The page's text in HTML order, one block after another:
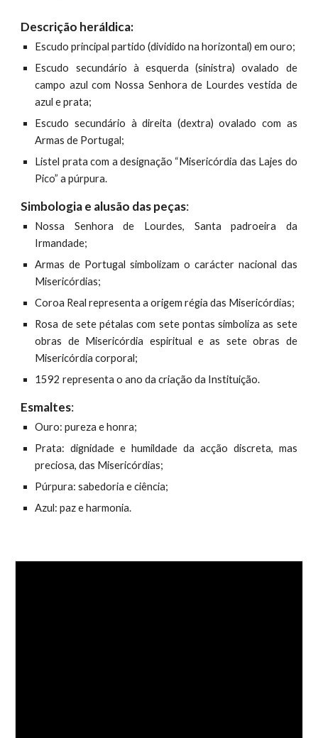
Descrição heráldica:
Escudo principal partido (dividido na horizontal) em ouro;
Escudo secundário à esquerda (sinistra) ovalado de
campo azul com Nossa Senhora de Lourdes vestida de
azul e prata;
Escudo secundário à direita (dextra) ovalado com as
Armas de Portugal;
Listel prata com a designação “Misericórdia das Lajes do
Pico” a púrpura.
Simbologia e alusão das peças:
Nossa Senhora de Lourdes, Santa padroeira da
Irmandade;
Armas de Portugal simbolizam o carácter nacional das
Misericórdias;
Coroa Real representa a origem régia das Misericórdias;
Rosa de sete pétalas com sete pontas simboliza as sete
obras de Misericórdia espiritual e as sete obras de
Misericórdia corporal;
1592 representa o ano da criação da Instituição.
Esmaltes:
Ouro: pureza e honra;
Prata: dignidade e humildade da acção discreta, mas
preciosa, das Misericórdias;
Púrpura: sabedoria e ciência;
Azul: paz e harmonia.